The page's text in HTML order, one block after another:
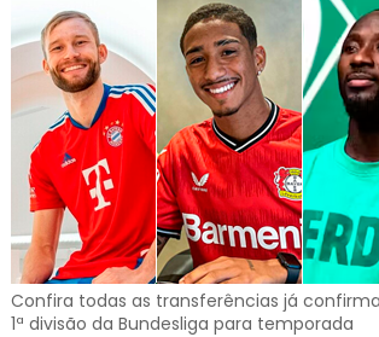
Confira todas as transferências já
1ª divisão da Bundesliga para temporada